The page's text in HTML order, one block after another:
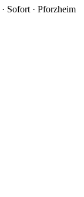
· Sofort · Pforzheim